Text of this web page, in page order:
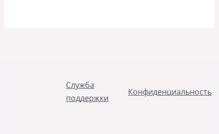
Служба
поддержки
Конфиденциальность